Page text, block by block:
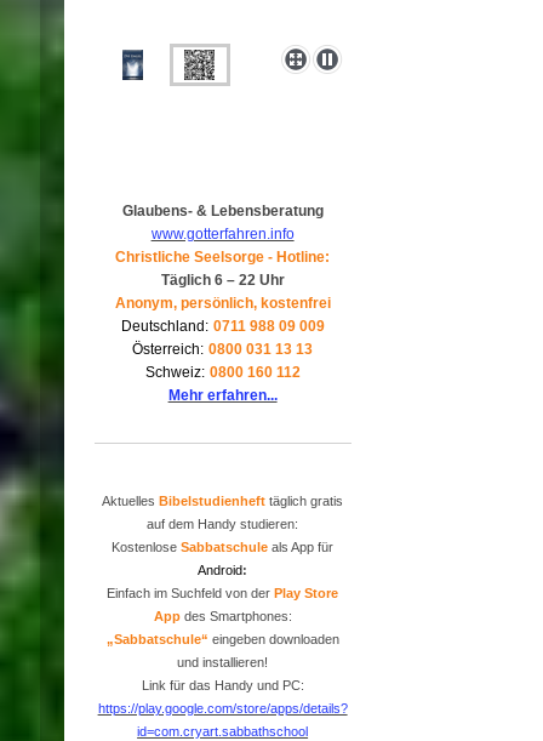
Glaubens- & Lebensberatung
www.gotterfahren.info
Christliche Seelsorge - Hotline:
Täglich 6 – 22 Uhr
Anonym, persönlich, kostenfrei
Deutschland: 0711 988 09 009
Österreich: 0800 031 13 13
Schweiz: 0800 160 112
Mehr erfahren...
Aktuelles Bibelstudienheft täglich gratis
auf dem Handy studieren:
KostenloseSabbatschule als App für
Android:
Einfach im Suchfeld von der P lay Store
Appdes Smartphones:
„Sabbatschule“ eingeben downloaden
und installieren!
Link für das Handy und PC:
https://play.google.com/store/apps/details?
id=com.cryart.sabbathschool